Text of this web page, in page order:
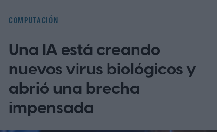
en su idioma.
COMPUTACIÓN
Una IA está creando
nuevos virus biológicos y
abrió una brecha
impensada